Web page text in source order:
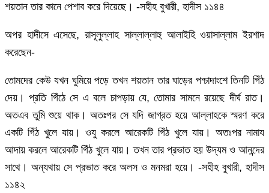
শয়তান তার কানে পেশাব করে দিয়েছে। -সহীহ বুখারী, হাদীস ১১৪৪
অপর হাদীসে এসেছে, রাসূলুল্লাহ সাল্লাল্লাহু আলাইহি ওয়াসাল্লাম ইরশাদ
করেছেন-
তোমদের কেউ যখন ঘুমিয়ে পড়ে তখন শয়তান তার ঘাড়ের পশ্চাদাংশে তিনটি গিঁঠ
দেয়। প্রতি গিঁঠে সে এ বলে চাপড়ায় যে, তোমার সামনে রয়েছে দীর্ঘ রাত।
অতএব তুমি শুয়ে থাক। অতঃপর সে যদি জাগ্রত হয়ে আল্লাহকে স্মরণ করে
একটি গিঁঠ খুলে যায়। ওযু করলে আরেকটি গিঁঠ খুলে যায়। অতঃপর নামায
আদায় করলে আরেকটি গিঁঠ খুলে যায়। তখন তার প্রভাত হয় উদ্যম ও আনন্দের
সাথে। অন্যথায় সে প্রভাত করে অলস ও মনমরা হয়ে। -সহীহ বুখারী, হাদীস
১১৪২